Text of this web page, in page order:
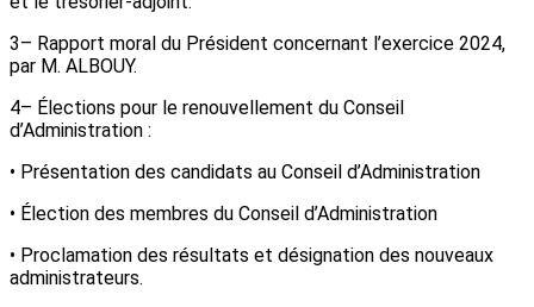
3– Rapport moral du Président concernant l’exercice 2024,
par M. ALBOUY.
4– Élections pour le renouvellement du Conseil
d’Administration :
• Présentation des candidats au Conseil d’Administration
• Élection des membres du Conseil d’Administration
• Proclamation des résultats et désignation des nouveaux
administrateurs.